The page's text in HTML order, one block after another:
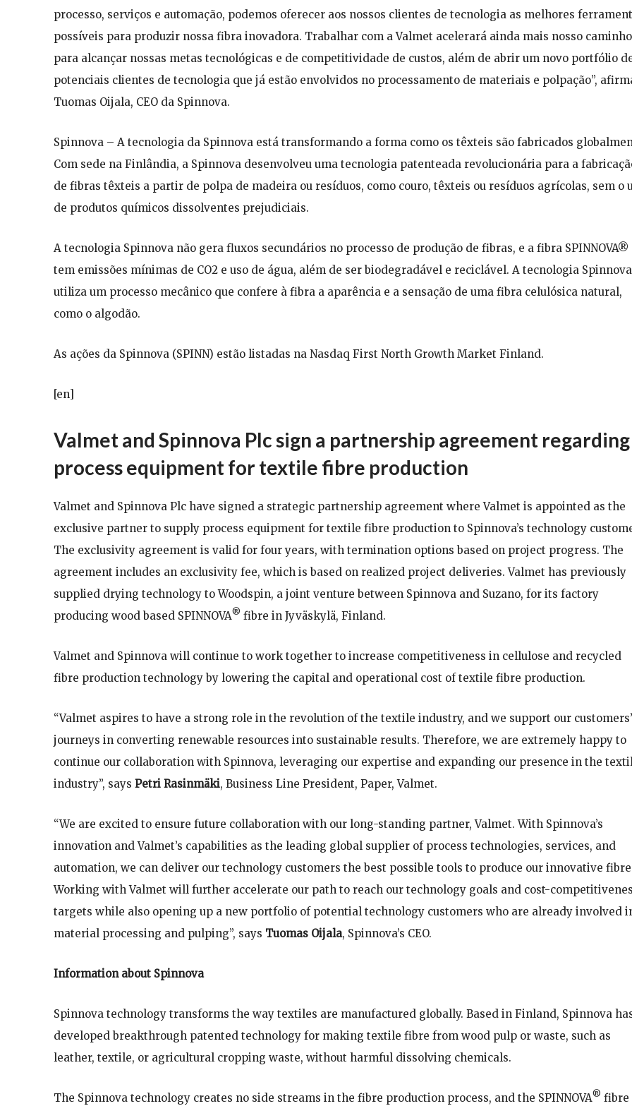
processo, serviços e automação, podemos oferecer aos nossos clientes de tecnologia as melhores
possíveis para produzir nossa fibra inovadora. Trabalhar com a Valmet acelerará ainda mais nosso caminho
para alcançar nossas metas tecnológicas e de competitividade de custos, além de abrir um novo portfólio
potenciais clientes de tecnologia que já estão envolvidos no processamento de materiais e polpação”,
Tuomas Oijala, CEO da Spinnova.
Spinnova – A tecnologia da Spinnova está transformando a forma como os têxteis são fabricados
Com sede na Finlândia, a Spinnova desenvolveu uma tecnologia patenteada revolucionária para a
de fibras têxteis a partir de polpa de madeira ou resíduos, como couro, têxteis ou resíduos agrícolas, sem o
de produtos químicos dissolventes prejudiciais.
A tecnologia Spinnova não gera fluxos secundários no processo de produção de fibras, e a fibra SPINNOVA®
tem emissões mínimas de CO2 e uso de água, além de ser biodegradável e reciclável. A tecnologia Spinnova
utiliza um processo mecânico que confere à fibra a aparência e a sensação de uma fibra celulósica natural,
como o algodão.
As ações da Spinnova (SPINN) estão listadas na Nasdaq First North Growth Market Finland.
[en]
Valmet and Spinnova Plc sign a partnership agreement regarding
process equipment for textile fibre production
Valmet and Spinnova Plc have signed a strategic partnership agreement where Valmet is appointed as the
exclusive partner to supply process equipment for textile fibre production to Spinnova’s technology
The exclusivity agreement is valid for four years, with termination options based on project progress. The
agreement includes an exclusivity fee, which is based on realized project deliveries. Valmet has previously
supplied drying technology to Woodspin, a joint venture between Spinnova and Suzano, for its factory
producing wood based SPINNOVA® fibre in Jyväskylä, Finland.
Valmet and Spinnova will continue to work together to increase competitiveness in cellulose and recycled
fibre production technology by lowering the capital and operational cost of textile fibre production.
“Valmet aspires to have a strong role in the revolution of the textile industry, and we support our customers’
journeys in converting renewable resources into sustainable results. Therefore, we are extremely happy to
continue our collaboration with Spinnova, leveraging our expertise and expanding our presence in the
industry”, says Petri Rasinmäki, Business Line President, Paper, Valmet.
“We are excited to ensure future collaboration with our long-standing partner, Valmet. With Spinnova’s
innovation and Valmet’s capabilities as the leading global supplier of process technologies, services, and
automation, we can deliver our technology customers the best possible tools to produce our innovative
Working with Valmet will further accelerate our path to reach our technology goals and cost-
targets while also opening up a new portfolio of potential technology customers who are already involved
material processing and pulping”, says Tuomas Oijala, Spinnova’s CEO.
Information about Spinnova
Spinnova technology transforms the way textiles are manufactured globally. Based in Finland, Spinnova
developed breakthrough patented technology for making textile fibre from wood pulp or waste, such as
leather, textile, or agricultural cropping waste, without harmful dissolving chemicals.
The Spinnova technology creates no side streams in the fibre production process, and the SPINNOVA® fibre